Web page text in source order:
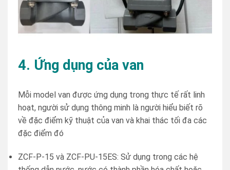
4. Ứng dụng của van
Mỗi model van được ứng dụng trong thực tế rất linh
hoạt, người sử dụng thông minh là người hiểu biết rõ
về đặc điểm kỹ thuật của van và khai thác tối đa các
đặc điểm đó
ZCF-P-15 và ZCF-PU-15ES: Sử dụng trong các hệ